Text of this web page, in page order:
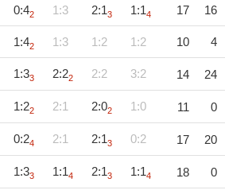
0:42 1:3 2:13 1:14 17 16
1:42 1:3 1:2 1:2 10 4
1:33 2:22 2:2 3:2 14 24
1:22 2:1 2:02 1:0 11 0
0:24 2:1 2:13 0:2 17 20
1:33 1:14 2:13 1:14 18 0